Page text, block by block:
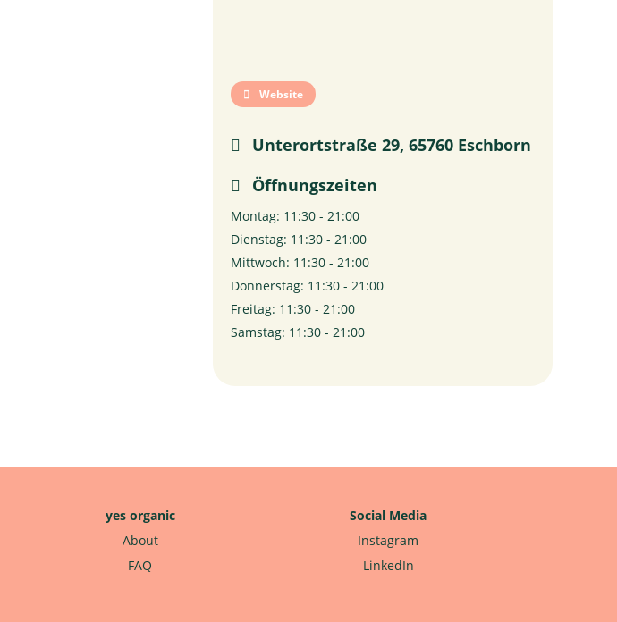
Website
Unterortstraße 29, 65760 Eschborn
Öffnungszeiten
Montag: 11:30 - 21:00
Dienstag: 11:30 - 21:00
Mittwoch: 11:30 - 21:00
Donnerstag: 11:30 - 21:00
Freitag: 11:30 - 21:00
Samstag: 11:30 - 21:00
yes organic
About
FAQ
Social Media
Instagram
LinkedIn